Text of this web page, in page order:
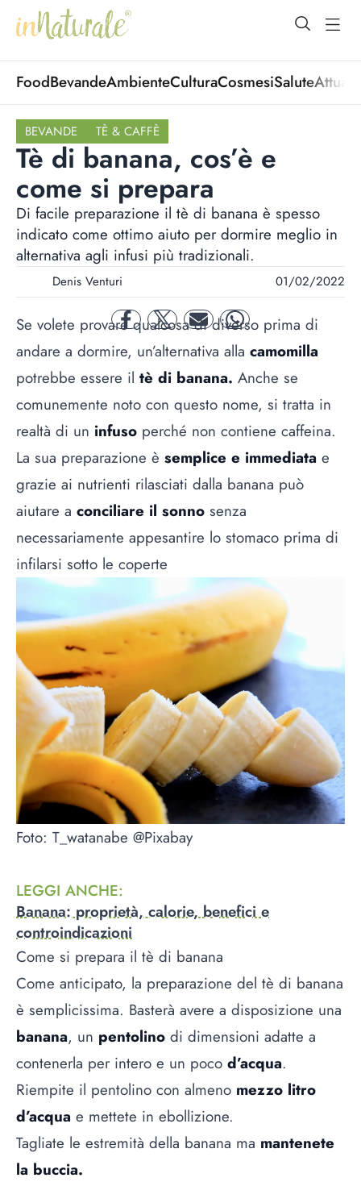
open
FoodBevandeAmbienteCulturaCosmesiSalute
BEVANDE TÈ & CAFFÈ
Tè di banana, cos’è e
come si prepara
Di facile preparazione il tè di banana è spesso
indicato come ottimo aiuto per dormire meglio in
alternativa agli infusi più tradizionali.
Denis Venturi 01/02/2022
facebooktwitter mail whatsapp
Se volete provare qualcosa di diverso prima di
andare a dormire, un’alternativa alla camomilla
potrebbe essere il tè di banana. Anche se
comunemente noto con questo nome, si tratta in
realtà di un infuso perché non contiene caffeina.
La sua preparazione è semplice e immediata e
grazie ai nutrienti rilasciati dalla banana può
aiutare a conciliare il sonno senza
necessariamente appesantire lo stomaco prima di
infilarsi sotto le coperte
Foto: T_watanabe @Pixabay
LEGGI ANCHE:
Banana: proprietà, calorie, benefici e
controindicazioni
Come si prepara il tè di banana
Come anticipato, la preparazione del tè di banana
è semplicissima. Basterà avere a disposizione una
banana, un pentolino di dimensioni adatte a
contenerla per intero e un poco d’acqua.
Riempite il pentolino con almeno mezzo litro
d’acqua e mettete in ebollizione.
Tagliate le estremità della banana ma mantenete
la buccia.